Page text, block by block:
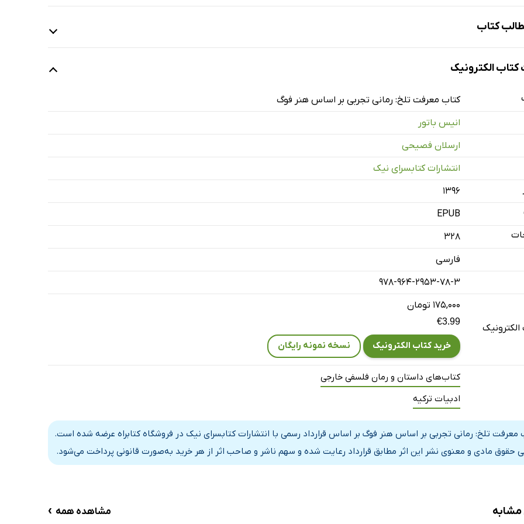
کتاب
الکترونیک
کتاب معرفت تلخ: رمانی تجربی بر اساس هنر فوگ
انیس باتور
ارسلان فصیحی
انتشارات کتابسرای نیک
۱۳۹۶
EPUB
328
فارسی
978-964-2953-78-3
۱۷۵,۰۰۰ تومان
€3.99
خرید کتاب الکترونیک نسخه نمونه رایگان
کتاب‌های داستان و رمان فلسفی خارجی
ادبیات ترکیه
معرفت تلخ: رمانی تجربی بر اساس هنر فوگ بر اساس قرارداد رسمی با انتشارات کتابسرای نیک در فروشگاه کتابراه عرضه شده است.
حقوق مادی و معنوی نشر این اثر مطابق قرارداد رعایت شده و سهم ناشر و صاحب اثر از هر خرید به‌صورت قانونی پرداخت می‌شود.
مشاهده همه ›